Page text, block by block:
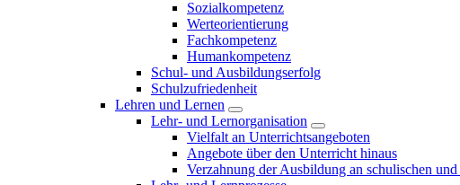
Sozialkompetenz
Werteorientierung
Fachkompetenz
Humankompetenz
Schul- und Ausbildungserfolg
Schulzufriedenheit
Lehren und Lernen
Lehr- und Lernorganisation
Vielfalt an Unterrichtsangeboten
Angebote über den Unterricht hinaus
Verzahnung der Ausbildung an schulischen